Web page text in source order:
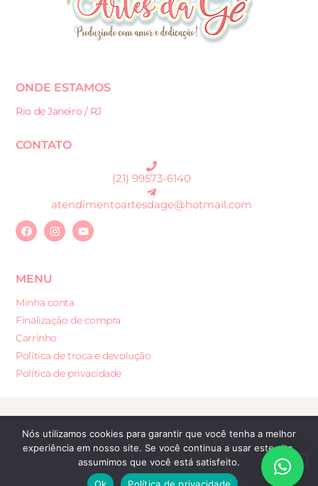
ONDE ESTAMOS
Rio de Janeiro / RJ
CONTATO
(21) 99573-6140
atendimentoartesdage@hotmail.com
MENU
Minha conta
Finalização de compra
Carrinho
Política de troca e devolução
Política de privacidade
Desenvolvido por: Sites e Lojas Virtuais
Nós utilizamos cookies para garantir que você tenha a melhor
experiência em nosso site. Se você continua a usar este site,
assumimos que você está satisfeito.
Ok
Política de privacidade